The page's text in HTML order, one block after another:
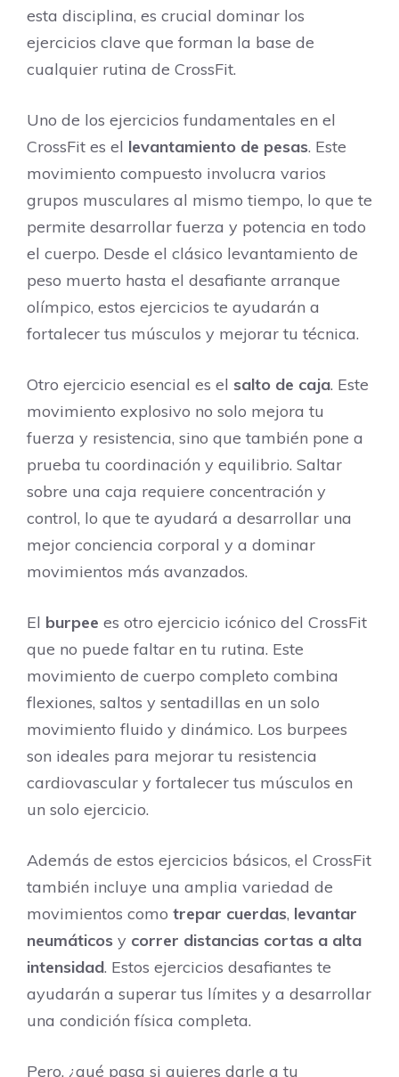
esta disciplina, es crucial dominar los
ejercicios clave que forman la base de
cualquier rutina de CrossFit.
Uno de los ejercicios fundamentales en el
CrossFit es el levantamiento de pesas. Este
movimiento compuesto involucra varios
grupos musculares al mismo tiempo, lo que te
permite desarrollar fuerza y potencia en todo
el cuerpo. Desde el clásico levantamiento de
peso muerto hasta el desafiante arranque
olímpico, estos ejercicios te ayudarán a
fortalecer tus músculos y mejorar tu técnica.
Otro ejercicio esencial es el salto de caja. Este
movimiento explosivo no solo mejora tu
fuerza y resistencia, sino que también pone a
prueba tu coordinación y equilibrio. Saltar
sobre una caja requiere concentración y
control, lo que te ayudará a desarrollar una
mejor conciencia corporal y a dominar
movimientos más avanzados.
El burpee es otro ejercicio icónico del CrossFit
que no puede faltar en tu rutina. Este
movimiento de cuerpo completo combina
flexiones, saltos y sentadillas en un solo
movimiento fluido y dinámico. Los burpees
son ideales para mejorar tu resistencia
cardiovascular y fortalecer tus músculos en
un solo ejercicio.
Además de estos ejercicios básicos, el CrossFit
también incluye una amplia variedad de
movimientos como trepar cuerdas, levantar
neumáticos y correr distancias cortas a alta
intensidad. Estos ejercicios desafiantes te
ayudarán a superar tus límites y a desarrollar
una condición física completa.
Pero, ¿qué pasa si quieres darle a tu